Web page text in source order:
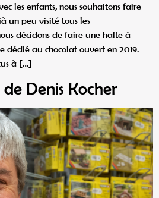
les enfants, nous souhaitons faire
un peu visité tous les
décidons de faire une halte à
dédié au chocolat ouvert en 2019.
à […]
Denis Kocher